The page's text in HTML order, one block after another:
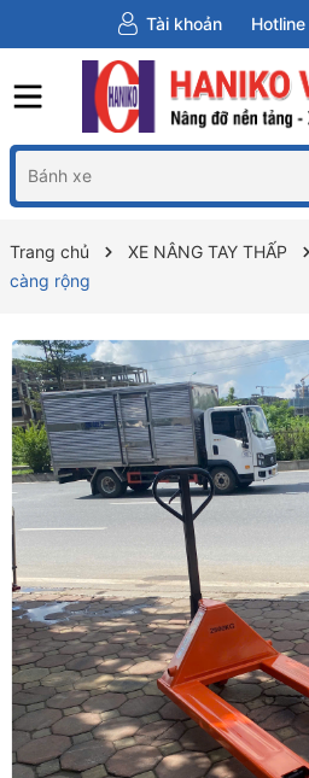
Tài khoản Hotline
Trang chủ XE NÂNG TAY THẤP
càng rộng